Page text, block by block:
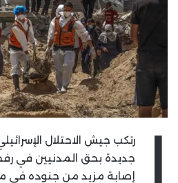
رتكب جيش الاحتلال
جديدة بحق المدنيين في
إصابة مزيد من جنوده في